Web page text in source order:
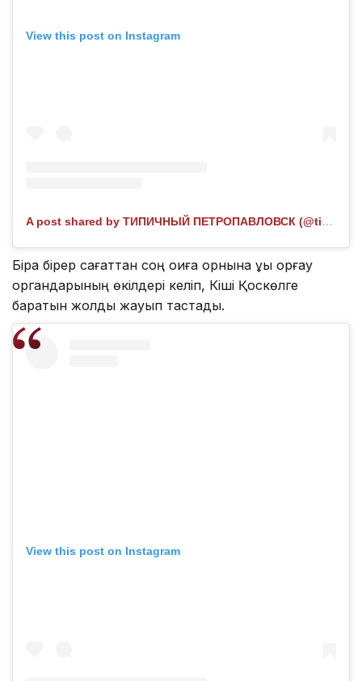
View this post on Instagram
A post shared by ТИПИЧНЫЙ ПЕТРОПАВЛОВСК (@tipichka_petro)
Бірақ бірер сағаттан соң оқиға орнына құқық қорғау
органдарының өкілдері келіп, Кіші Қоскөлге
баратын жолды жауып тастады.
View this post on Instagram